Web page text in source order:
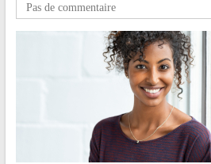
Pas de commentaire